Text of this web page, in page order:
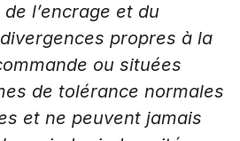
l’encrage et du
propres à la
ou situées
de tolérance normales
et ne peuvent jamais